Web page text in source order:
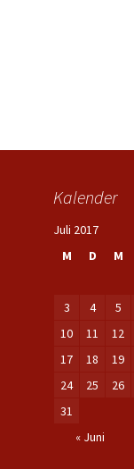
Kalender
Juli 2017
M
D M
3
4 5
10
11 12
17
18 19
24
25 26
31
« Juni